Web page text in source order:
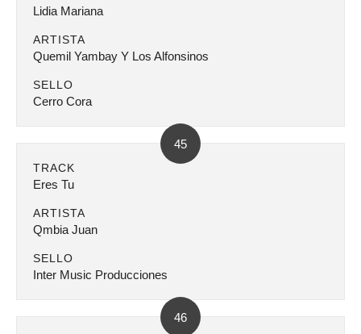
Lidia Mariana
ARTISTA
Quemil Yambay Y Los Alfonsinos
SELLO
Cerro Cora
45
TRACK
Eres Tu
ARTISTA
Qmbia Juan
SELLO
Inter Music Producciones
46